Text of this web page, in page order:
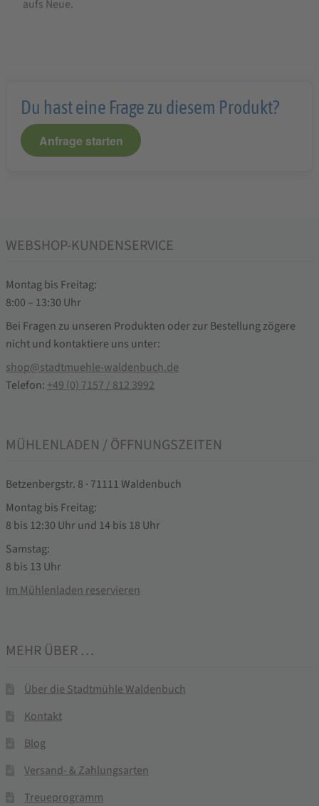
aufs Neue.
Du hast eine Frage zu diesem Produkt?
Anfrage starten
WEBSHOP-KUNDENSERVICE
Montag bis Freitag:
8:00 – 13:30 Uhr
Bei Fragen zu unseren Produkten oder zur Bestellung zögere
nicht und kontaktiere uns unter:
shop@stadtmuehle-waldenbuch.de
Telefon: +49 (0) 7157 / 812 3992
MÜHLENLADEN / ÖFFNUNGSZEITEN
Betzenbergstr. 8 · 71111 Waldenbuch
Montag bis Freitag:
8 bis 12:30 Uhr und 14 bis 18 Uhr
Samstag:
8 bis 13 Uhr
Im Mühlenladen reservieren
MEHR ÜBER …
Über die Stadtmühle Waldenbuch
Kontakt
Blog
Versand- & Zahlungsarten
Treueprogramm